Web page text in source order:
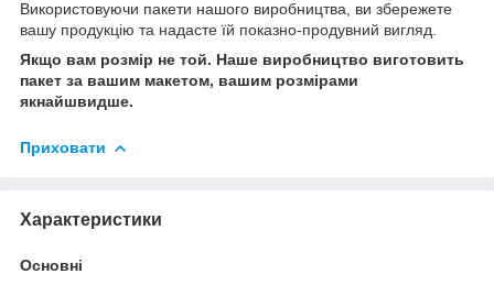
Використовуючи пакети нашого виробництва, ви збережете
вашу продукцію та надасте їй показно-продувний вигляд.
Якщо вам розмір не той. Наше виробництво виготовить
пакет за вашим макетом, вашим розмірами
якнайшвидше.
Приховати
Характеристики
Основні